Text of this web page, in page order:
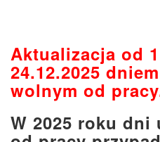
Aktualizacja od
24.12.2025
wolnym od
W 2025 roku